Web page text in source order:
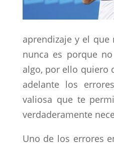
aprendizaje y el que
nunca es porque
algo, por ello quiero
adelante los
valiosa que te
verdaderamente
Uno de los errores